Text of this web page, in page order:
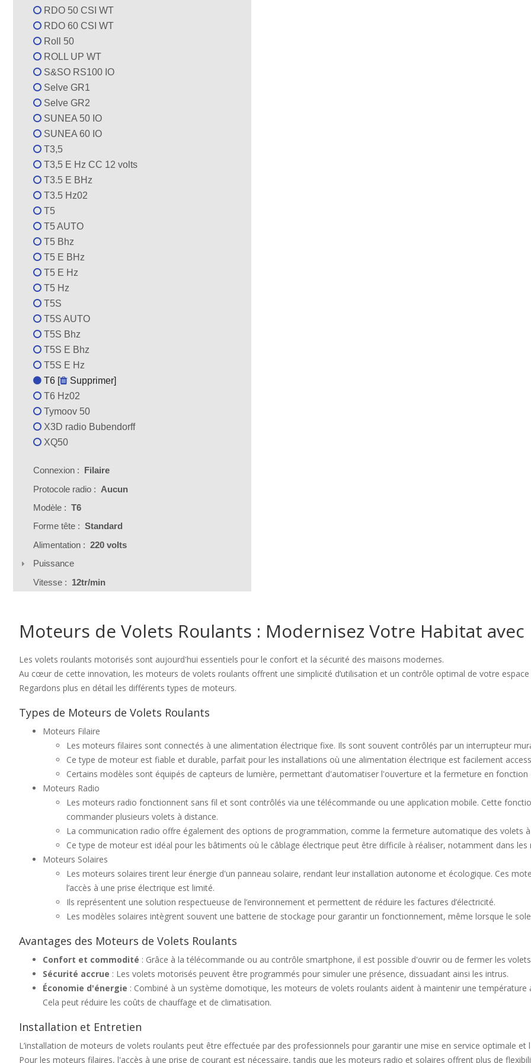
RDO 50 CSI WT
RDO 60 CSI WT
Roll 50
ROLL UP WT
S&SO RS100 IO
Selve GR1
Selve GR2
SUNEA 50 IO
SUNEA 60 IO
T3,5
T3,5 E Hz CC 12 volts
T3.5 E BHz
T3.5 Hz02
T5
T5 AUTO
T5 Bhz
T5 E BHz
T5 E Hz
T5 Hz
T5S
T5S AUTO
T5S Bhz
T5S E Bhz
T5S E Hz
T6 [
Supprimer]
T6 Hz02
Tymoov 50
X3D radio Bubendorff
XQ50
Connexion : Filaire
Protocole radio : Aucun
Modèle : T6
Forme tête : Standard
Alimentation : 220 volts
Puissance
Vitesse : 12tr/min
Moteurs de Volets Roulants : Modernisez Votre Habitat
Les volets roulants motorisés sont aujourd'hui essentiels pour le confort et la sécurité des maisons modernes.
Au cœur de cette innovation, les moteurs de volets roulants offrent une simplicité d’utilisation et un contrôle optimal de votre espace
Regardons plus en détail les différents types de moteurs.
Types de Moteurs de Volets Roulants
Moteurs Filaire
Les moteurs filaires sont connectés à une alimentation électrique fixe. Ils sont souvent contrôlés par un interrupteur
Ce type de moteur est fiable et durable, parfait pour les installations où une alimentation électrique est facilement
Certains modèles sont équipés de capteurs de lumière, permettant d'automatiser l'ouverture et la fermeture en fonction
Moteurs Radio
Les moteurs radio fonctionnent sans fil et sont contrôlés via une télécommande ou une application mobile. Cette
commander plusieurs volets à distance.
La communication radio offre également des options de programmation, comme la fermeture automatique des volets
Ce type de moteur est idéal pour les bâtiments où le câblage électrique peut être difficile à réaliser, notamment dans les
Moteurs Solaires
Les moteurs solaires tirent leur énergie d'un panneau solaire, rendant leur installation autonome et écologique. Ces
l’accès à une prise électrique est limité.
Ils représentent une solution respectueuse de l’environnement et permettent de réduire les factures d’électricité.
Les modèles solaires intègrent souvent une batterie de stockage pour garantir un fonctionnement, même lorsque le
Avantages des Moteurs de Volets Roulants
Confort et commodité : Grâce à la télécommande ou au contrôle smartphone, il est possible d'ouvrir ou de fermer les
Sécurité accrue : Les volets motorisés peuvent être programmés pour simuler une présence, dissuadant ainsi les intrus.
Économie d'énergie : Combiné à un système domotique, les moteurs de volets roulants aident à maintenir une
Cela peut réduire les coûts de chauffage et de climatisation.
Installation et Entretien
L’installation de moteurs de volets roulants peut être effectuée par des professionnels pour garantir une mise en service optimale et
Pour les moteurs filaires, l'accès à une prise de courant est nécessaire, tandis que les moteurs radio et solaires offrent plus de